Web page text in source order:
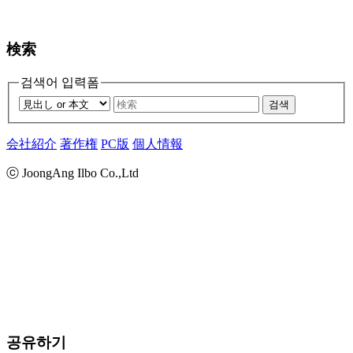
検索
검색어 입력폼
검색
会社紹介 著作権 PC版 個人情報
ⓒ JoongAng Ilbo Co.,Ltd
공유하기